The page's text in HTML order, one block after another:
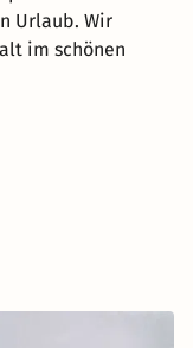
Urlaub. Wir
im schönen